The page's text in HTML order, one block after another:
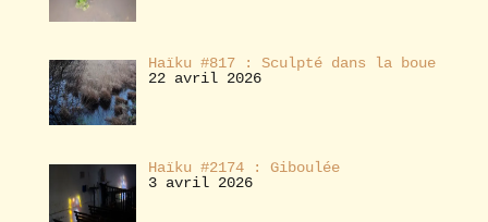
Haïku #817 : Sculpté dans la boue
22 avril 2026
Haïku #2174 : Giboulée
3 avril 2026